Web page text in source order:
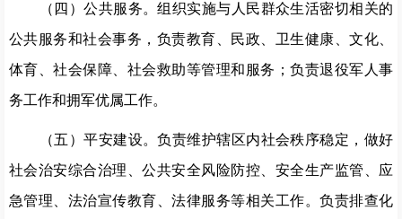
（四）公共服务。组织实施与人民群众生活密切相关的
公共服务和社会事务，负责教育、民政、卫生健康、文化、
体育、社会保障、社会救助等管理和服务；负责退役军人事
务工作和拥军优属工作。
（五）平安建设。负责维护辖区内社会秩序稳定，做好
社会治安综合治理、公共安全风险防控、安全生产监管、应
急管理、法治宣传教育、法律服务等相关工作。负责排查化